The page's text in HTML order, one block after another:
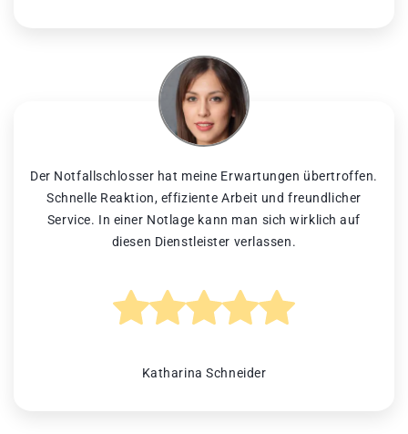
Der Notfallschlosser hat meine Erwartungen übertroffen.
Schnelle Reaktion, effiziente Arbeit und freundlicher
Service. In einer Notlage kann man sich wirklich auf
diesen Dienstleister verlassen.
Katharina Schneider